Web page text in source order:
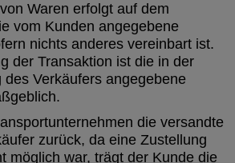
Waren erfolgt auf dem
vom Kunden angegebene
nichts anderes vereinbart ist.
der Transaktion ist die in der
des Verkäufers angegebene
die versandte
zurück, da eine Zustellung
möglich war, trägt der Kunde die